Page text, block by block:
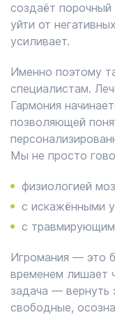
создаёт порочный
уйти от
усиливает.
Именно поэтому
специалистам.
Гармония
позволяющей
Мы не просто
физиологией
с искажёнными
с
Игромания — это
временем лишает
задача — вернуть
свободные,